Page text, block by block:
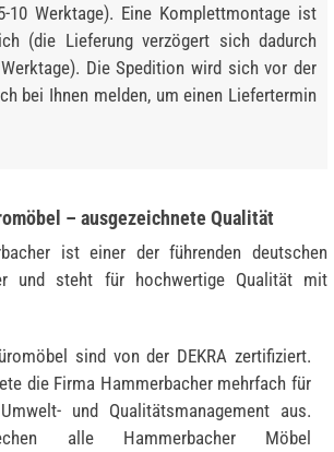
10 Werktage). Eine Komplettmontage ist
(die Lieferung verzögert sich dadurch
Die Spedition wird sich vor der
bei Ihnen melden, um einen Liefertermin
– ausgezeichnete Qualität
ist einer der führenden deutschen
und steht für hochwertige Qualität mit
sind von der DEKRA zertifiziert.
die Firma Hammerbacher mehrfach für
und Qualitätsmanagement aus.
alle Hammerbacher Möbel